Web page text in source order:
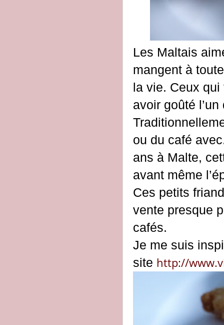
Les Maltais
mangent à
la vie. Ceux qui
avoir goûté
ou du café
ans à Malte,
avant même
Ces petits
vente presque
cafés.
Je me suis
site http://